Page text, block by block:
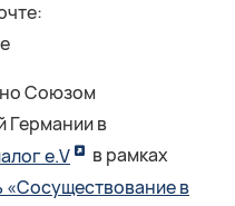
Союзом
Германии в
e.V
в рамках
«Сосуществование в